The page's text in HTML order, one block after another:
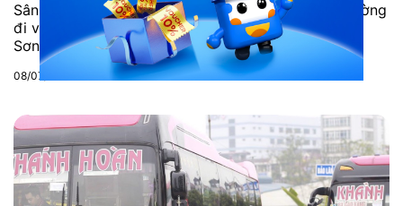
Sân bay Tân Sơn Nhất: Chi tiết vị trí, hướng dẫn đường
đi và kinh nghiệm check-in tại sân bay quốc tế Tân
Sơn Nhất. Xem ngay!
08/07/2025